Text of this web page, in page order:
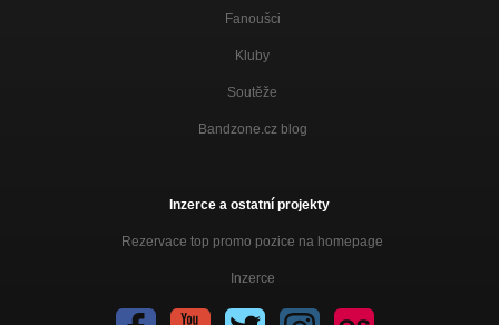
Fanoušci
Kluby
Soutěže
Bandzone.cz blog
Inzerce a ostatní projekty
Rezervace top promo pozice na homepage
Inzerce